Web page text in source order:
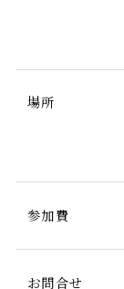
場所
参加費
お問合せ